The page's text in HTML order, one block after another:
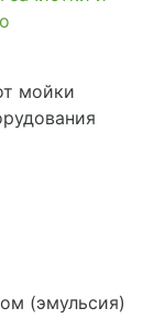
мойки
(эмульсия)